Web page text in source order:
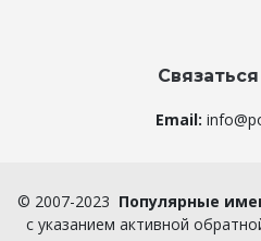
Email:
© 2007-2023 Популярные
с указанием активной